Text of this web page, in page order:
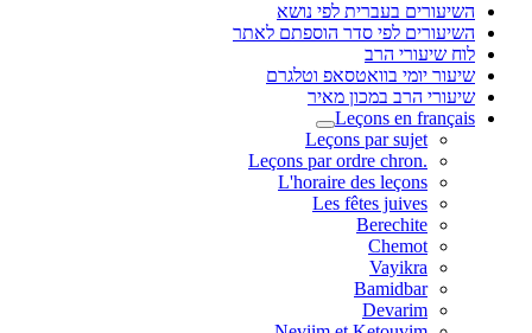
השיעורים בעברית לפי נושא
השיעורים לפי סדר הוספתם לאתר
לוח שיעורי הרב
שיעור יומי בוואטסאפ וטלגרם
שיעורי הרב במכון מאיר
Leçons en français
Leçons par sujet
.Leçons par ordre chron
L'horaire des leçons
Les fêtes juives
Berechite
Chemot
Vayikra
Bamidbar
Devarim